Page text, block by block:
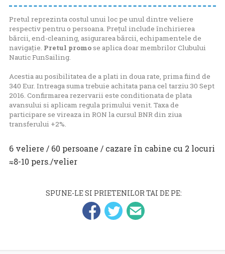
Pretul reprezinta costul unui loc pe unul dintre veliere
respectiv pentru o persoana. Prețul include închirierea
bărcii, end-cleaning, asigurarea bărcii, echipamentele de
navigație. Pretul promose aplica doar membrilor Clubului
Nautic FunSailing.
Acestia au posibilitatea de a plati in doua rate, prima fiind de
340 Eur. Intreaga suma trebuie achitata pana cel tarziu 30 Sept
2016. Confirmarea rezervarii este conditionata de plata
avansului si aplicam regula primului venit. Taxa de
participare se vireaza in RON la cursul BNR din ziua
transferului +2%.
6 veliere / 60 persoane / cazare în cabine cu 2 locuri
≈8-10 pers./velier
SPUNE-LE SI PRIETENILOR TAI DE PE: